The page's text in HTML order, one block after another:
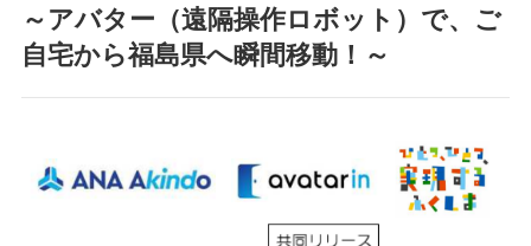
～アバター（遠隔操作ロボット）で、ご
自宅から福島県へ瞬間移動！～